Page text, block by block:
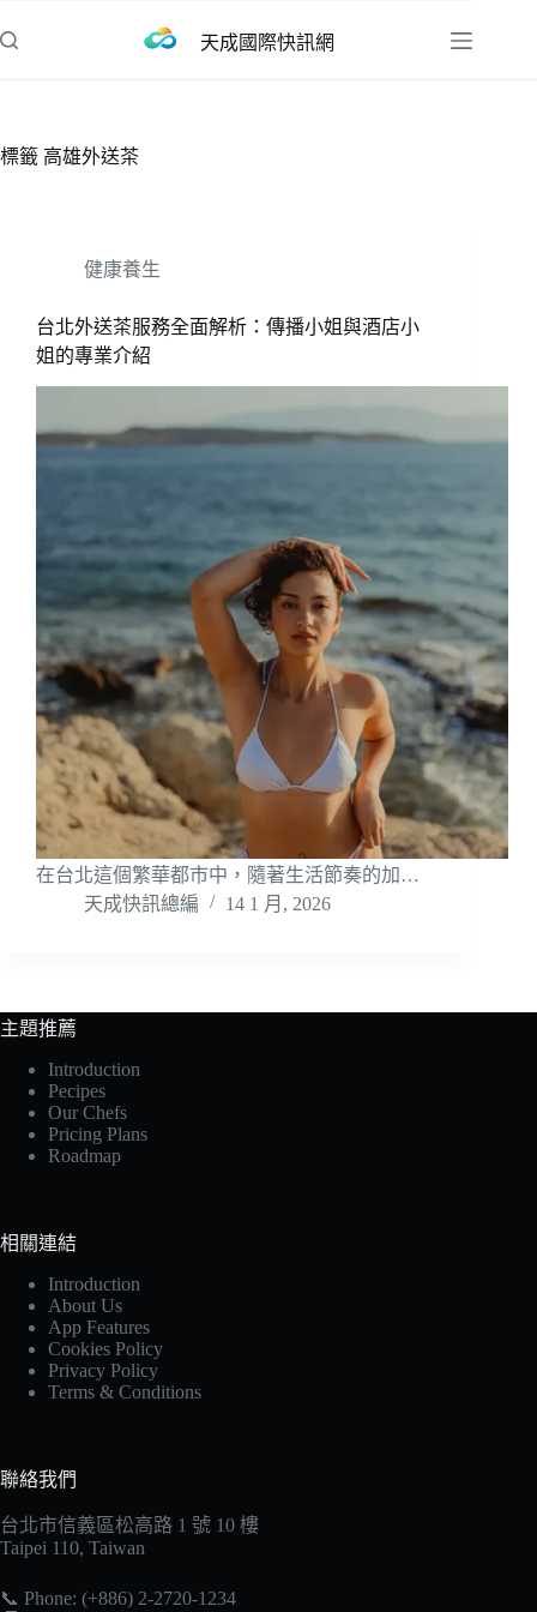
至
容
天成國際快訊網
標籤 高雄外送茶
健康養生
台北外送茶服務全面解析：傳播小姐與酒店小
姐的專業介紹
在台北這個繁華都市中，隨著生活節奏的加…
天成快訊總編
14 1 月, 2026
主題推薦
Introduction
Pecipes
Our Chefs
Pricing Plans
Roadmap
相關連結
Introduction
About Us
App Features
Cookies Policy
Privacy Policy
Terms & Conditions
聯絡我們
台北市信義區松高路 1 號 10 樓
Taipei 110, Taiwan
📞 Phone: (+886) 2-2720-1234